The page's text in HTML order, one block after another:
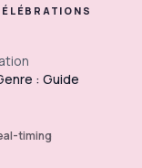
: Guide
timing